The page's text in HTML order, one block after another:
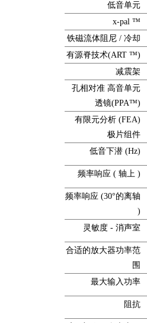
低音单元
x-pal ™
铁磁流体阻尼 / 冷却
有源脊技术(ART ™)
减震架
孔相对准 高音单元
透镜(PPA™)
有限元分析 (FEA)
极片组件
低音下潜 (Hz)
频率响应 ( 轴上 )
频率响应 (30°的离轴
)
灵敏度 - 消声室
合适的放大器功率范
围
最大输入功率
阻抗